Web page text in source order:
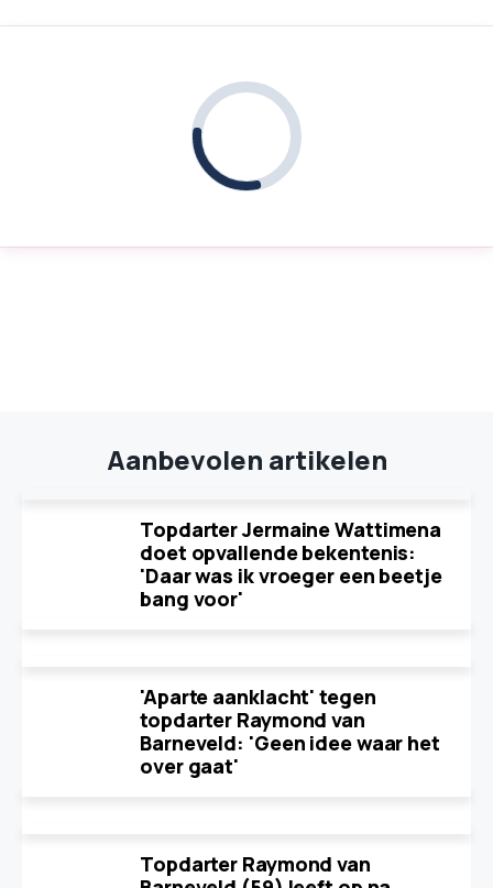
Aanbevolen artikelen
Topdarter Jermaine Wattimena
doet opvallende bekentenis:
'Daar was ik vroeger een beetje
bang voor'
'Aparte aanklacht' tegen
topdarter Raymond van
Barneveld: 'Geen idee waar het
over gaat'
Topdarter Raymond van